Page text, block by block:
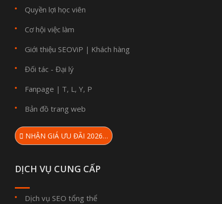
Quyền lợi học viên
Cơ hội việc làm
Giới thiệu SEOViP | Khách hàng
Đối tác - Đại lý
Fanpage | T, L, Y, P
Bản đồ trang web
NHẬN GIÁ ƯU ĐÃI 2026…
DỊCH VỤ CUNG CẤP
Dịch vụ SEO tổng thể